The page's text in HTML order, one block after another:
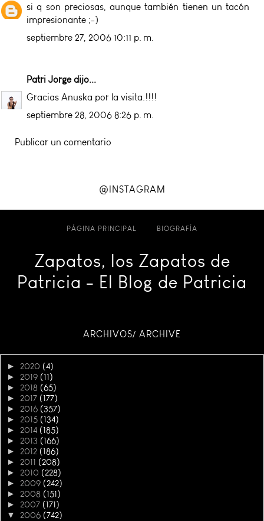
si q son preciosas, aunque también tienen un tacón
impresionante ;-)
septiembre 27, 2006 10:11 p. m.
Patri Jorgedijo...
Gracias Anuska por la visita.!!!!
septiembre 28, 2006 8:26 p. m.
Publicar un comentario
@INSTAGRAM
PÁGINA PRINCIPAL BIOGRAFÍA
Zapatos, los Zapatos de
Patricia - El Blog de Patricia
ARCHIVOS/ ARCHIVE
► 2020 (4)
► 2019 (11)
► 2018 (65)
► 2017 (177)
► 2016 (357)
► 2015 (134)
► 2014 (185)
► 2013 (166)
► 2012 (186)
► 2011 (208)
► 2010 (228)
► 2009 (242)
► 2008 (151)
► 2007 (171)
▼ 2006 (742)